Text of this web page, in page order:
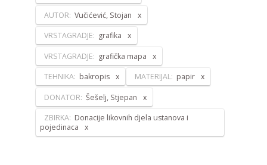
AUTOR: Vučićević, Stojan
VRSTAGRADJE: grafika
VRSTAGRADJE: grafička mapa
TEHNIKA: bakropis MATERIJAL: papir
DONATOR: Šešelj, Stjepan
ZBIRKA: Donacije likovnih djela ustanova i
pojedinaca